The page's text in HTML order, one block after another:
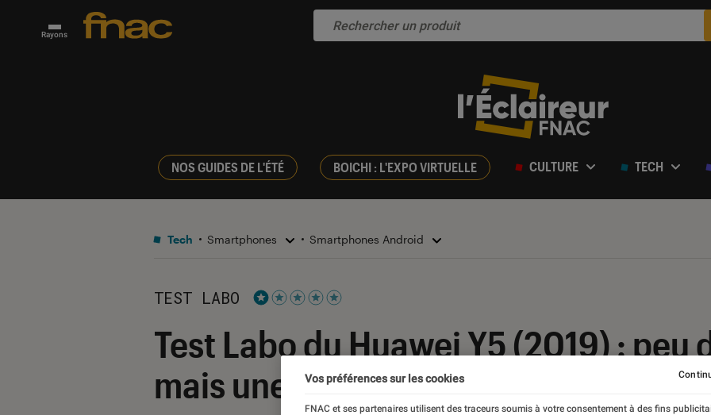
Rayons
NOS GUIDES DE L'ÉTÉ BOICHI : L'EXPO VIRTUELLE CULTURE TECH
Tech Smartphones Smartphones Android
TEST LABO
Test Labo du Huawei Y5 (2019) : peu
mais une bonne autonomie et un
Vos préférences sur les cookies
FNAC et ses partenaires utilisent des traceurs soumis à votre consentement à des fins